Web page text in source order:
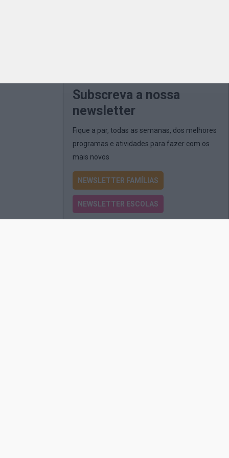
Subscreva a nossa
newsletter
Fique a par, todas as semanas, dos melhores
programas e atividades para fazer com os
mais novos
NEWSLETTER FAMÍLIAS
NEWSLETTER ESCOLAS